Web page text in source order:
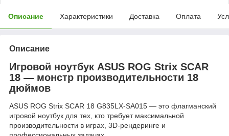
Описание Характеристики Доставка Оплата
Описание
Игровой ноутбук ASUS ROG Strix SCAR
18 — монстр производительности 18
дюймов
ASUS ROG Strix SCAR 18 G835LX-SA015 — это флагманский
игровой ноутбук для тех, кто требует максимальной
производительности в играх, 3D-рендеринге и